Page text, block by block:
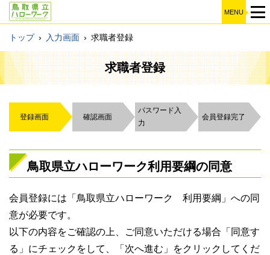
MENU
トップ › 入力画面 › 求職者登録
求職者登録
登録画面 確認画面
パスワード入
力
会員登録完了
鳥取県立ハローワーク利用要綱の同意
会員登録には「鳥取県立ハローワーク 利用要綱」への同
意が必要です。
以下の内容をご確認の上、ご同意いただける場合「同意す
る」にチェックをして、「次へ進む」をクリックしてくだ